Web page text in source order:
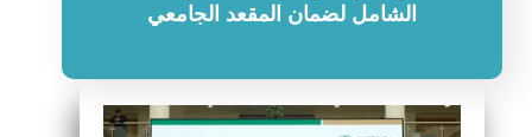
الشامل لضمان المقعد الجامعي